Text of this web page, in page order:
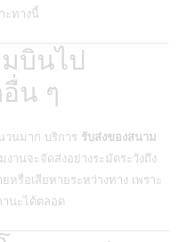
ะทางนี้
บินไป
น ๆ
นมาก บริการ รับส่งของสนาม
านจะจัดส่งอย่างระมัดระวังถึง
รือเสียหายระหว่างทาง เพราะ
นะได้ตลอด